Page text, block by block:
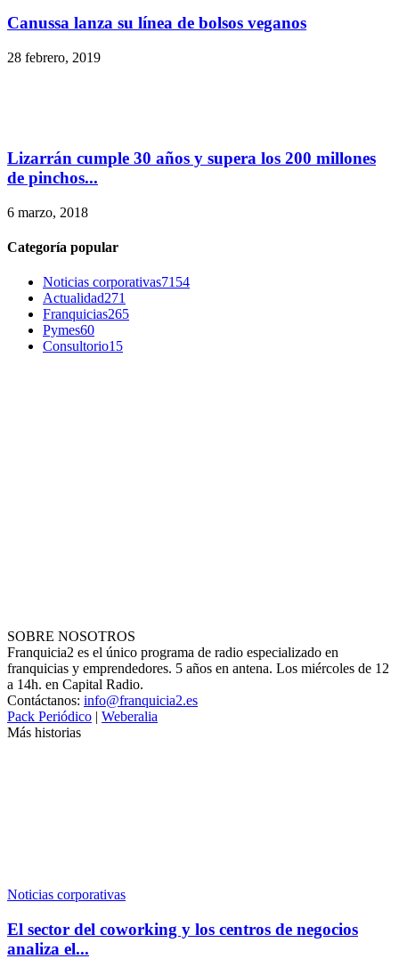
Canussa lanza su línea de bolsos veganos
28 febrero, 2019
Lizarrán cumple 30 años y supera los 200 millones
de pinchos...
6 marzo, 2018
Categoría popular
Noticias corporativas7154
Actualidad271
Franquicias265
Pymes60
Consultorio15
SOBRE NOSOTROS
Franquicia2 es el único programa de radio especializado en
franquicias y emprendedores. 5 años en antena. Los miércoles de 12
a 14h. en Capital Radio.
Contáctanos: info@franquicia2.es
Pack Periódico | Weberalia
Más historias
Noticias corporativas
El sector del coworking y los centros de negocios
analiza el...